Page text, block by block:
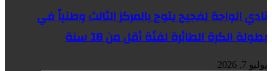
نادي الواحة لفجيج يتوج بالمركز الثالث وطنياً في
بطولة الكرة الطائرة لفئة أقل من 18 سنة
يوليو 7, 2026